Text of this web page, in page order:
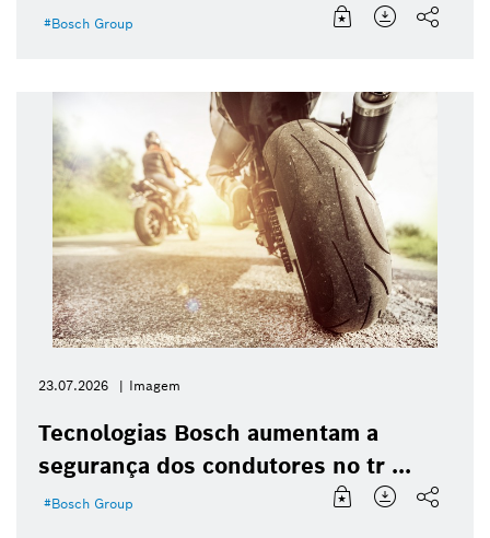
Bosch Group
23.07.2026 Imagem
Tecnologias Bosch aumentam a
segurança dos condutores no tr ...
Bosch Group